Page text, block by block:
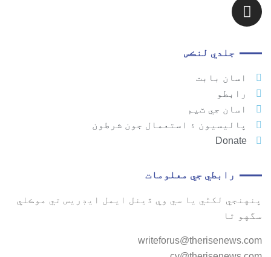
جلدي لنڪس
اسان بابت
رابطو
اسان جي ٽيم
پاليسيون ۽ استعمال جون شرطون
Donate
رابطي جي معلومات
پنهنجي لکڻي يا سي وي ڏينل ايمل ايڊريس تي موڪلي
سگهو ٿا
writeforus@therisenews.com